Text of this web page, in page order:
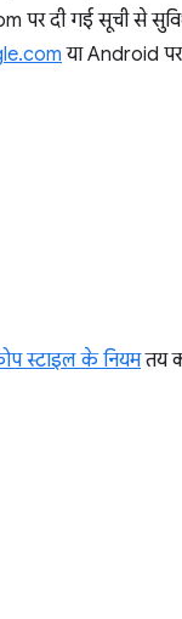
पर दी गई सूची से
या Android
स्टाइल के नियमतय